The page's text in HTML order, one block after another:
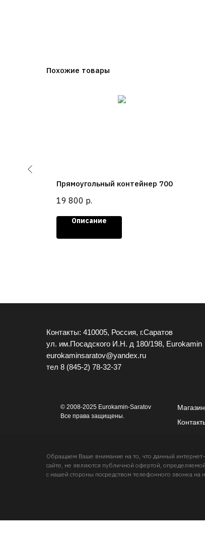
Похожие товары
Прямоугольный контейнер 700
19 800 р.
Описание
Контакты: 410005, Россия, г.Саратов
ул. им.Посадского И.Н. д 180/198, Eurokamin
eurokaminsaratov@yandex.ru
тел 8 (845-2) 78-32-37
Магазин
© 2008-2025 Eurokamin-Saratov
Все права защищены.
Обращаем Ваше внимание на то, что данный
сайте, не являются публичной офертой,
с нашей стороны посредством телефонного звонка на